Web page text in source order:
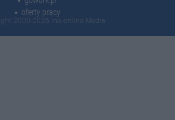
oferty pracy
2000-2026 Ino-online Media